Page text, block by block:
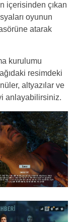
içerisinden çıkan
oyunun
atarak
kurulumu
resimdeki
altyazılar ve
anlayabilirsiniz.